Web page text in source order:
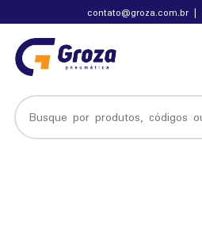
contato@groza.com.br |